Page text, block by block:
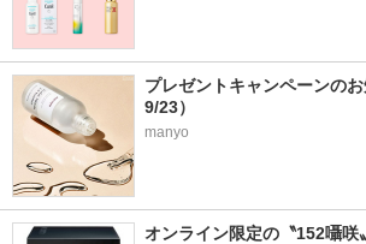
プレゼントキャンペーンの
9/23）
manyo
オンライン限定の〝152囁咲